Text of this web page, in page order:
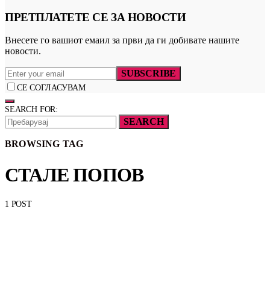
ПРЕТПЛАТЕТЕ СЕ ЗА НОВОСТИ
Внесете го вашиот емаил за први да ги добивате нашите
новости.
SUBSCRIBE
СЕ СОГЛАСУВАМ
SEARCH FOR:
SEARCH
BROWSING TAG
СТАЛЕ ПОПОВ
1 POST